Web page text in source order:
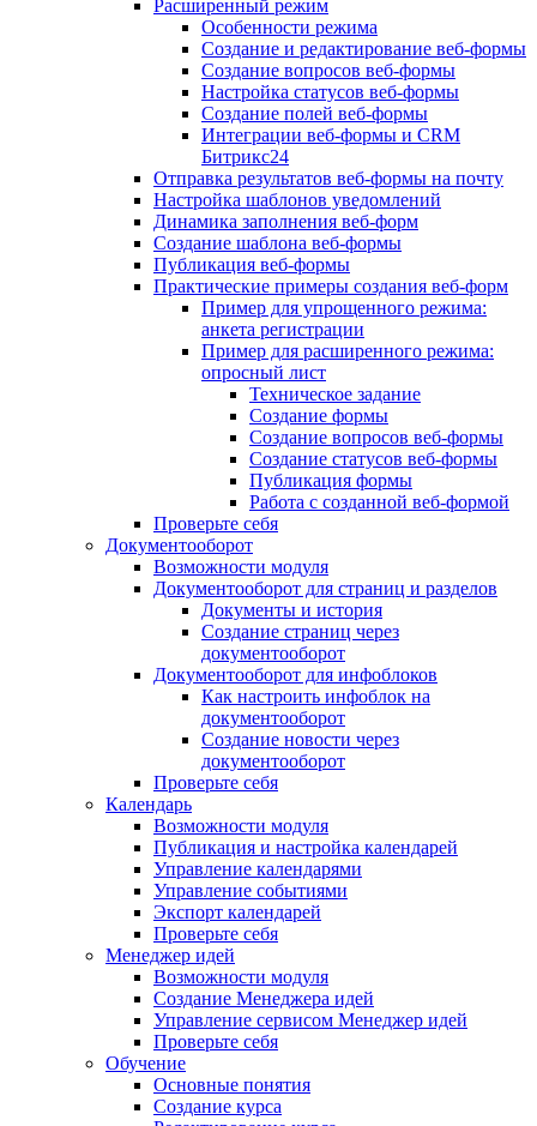
Расширенный режим
Особенности режима
Создание и редактирование веб-формы
Создание вопросов веб-формы
Настройка статусов веб-формы
Создание полей веб-формы
Интеграции веб-формы и CRM
Битрикс24
Отправка результатов веб-формы на почту
Настройка шаблонов уведомлений
Динамика заполнения веб-форм
Создание шаблона веб-формы
Публикация веб-формы
Практические примеры создания веб-форм
Пример для упрощенного режима:
анкета регистрации
Пример для расширенного режима:
опросный лист
Техническое задание
Создание формы
Создание вопросов веб-формы
Создание статусов веб-формы
Публикация формы
Работа с созданной веб-формой
Проверьте себя
Документооборот
Возможности модуля
Документооборот для страниц и разделов
Документы и история
Создание страниц через
документооборот
Документооборот для инфоблоков
Как настроить инфоблок на
документооборот
Создание новости через
документооборот
Проверьте себя
Календарь
Возможности модуля
Публикация и настройка календарей
Управление календарями
Управление событиями
Экспорт календарей
Проверьте себя
Менеджер идей
Возможности модуля
Создание Менеджера идей
Управление сервисом Менеджер идей
Проверьте себя
Обучение
Основные понятия
Создание курса